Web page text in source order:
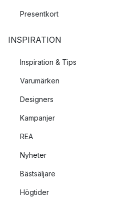
Presentkort
INSPIRATION
Inspiration & Tips
Varumärken
Designers
Kampanjer
REA
Nyheter
Bästsäljare
Högtider